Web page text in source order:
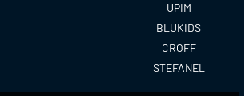
UPIM
BLUKIDS
CROFF
STEFANEL